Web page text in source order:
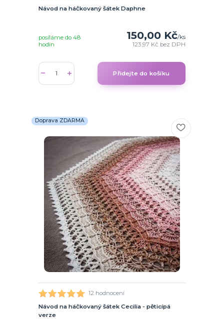
Návod na háčkovaný šátek Daphne
150,00 Kč/ks
123,97 Kč bez DPH
posíláme do 48
hodin
Přidejte do košíku
Doprava ZDARMA
12 hodnocení
Návod na háčkovaný šátek Cecilia - pěticípá
verze